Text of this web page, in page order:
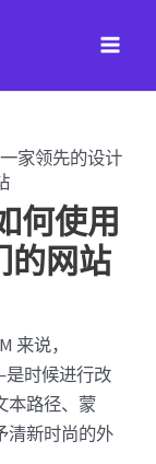
一家领先的设计
何使用
网站
来说，
时候进行改
本路径、蒙
清新时尚的外